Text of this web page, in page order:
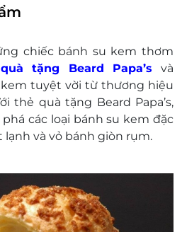
nhiệm bảo mật thông tin
khi đặt mua. LifeLink sẽ
"Đã sử dụng" với bất kỳ lý
trách nhiệm đối với chất
dịch vụ được cung cấp
tranh chấp về sau giữa
cấp.
sử dụng mà không thông
chiếc bánh su kem thơm
tặng Beard Papa’s và
tuyệt vời từ thương hiệu
thẻ quà tặng Beard Papa’s,
các loại bánh su kem đặc
và vỏ bánh giòn rụm.